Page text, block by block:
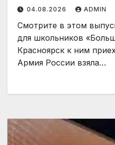
04.08.2026 ADMIN
Смотрите в этом
для школьников
Красноярск к ним
Армия России взяла…